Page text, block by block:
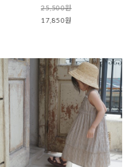
25,500원
17,850원